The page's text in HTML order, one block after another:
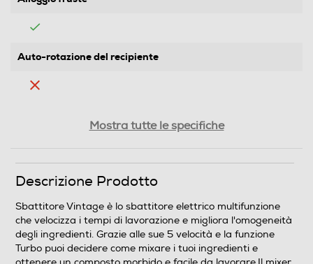
Auto-rotazione del recipiente
No
Funzione turbo
Mostra tutte le specifiche
Descrizione Prodotto
Sbattitore Vintage è lo sbattitore elettrico multifunzione
che velocizza i tempi di lavorazione e migliora l'omogeneità
degli ingredienti. Grazie alle sue 5 velocità e la funzione
Turbo puoi decidere come mixare i tuoi ingredienti e